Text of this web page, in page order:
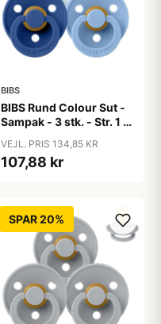
BIBS
BIBS Rund Colour Sut -
Sampak - 3 stk. - Str. 1 -
VEJL. PRIS 134,85 KR
107,88 kr
SPAR 20%